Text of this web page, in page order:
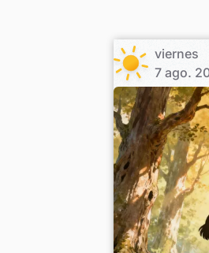
viernes
7 ago.